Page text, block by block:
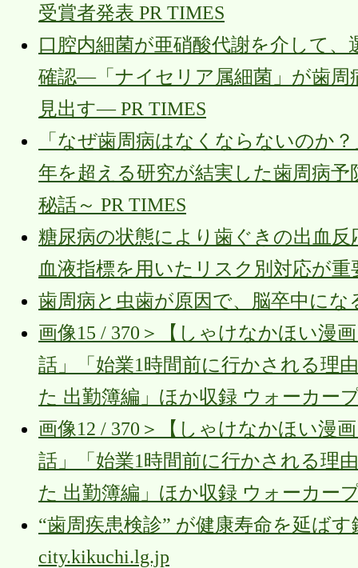
受賞者発表 PR TIMES
口腔内細菌が亜硝酸代謝を介して
確認―「ナイセリア属細菌」が歯周
見出す― PR TIMES
「なぜ歯周病はなくならないのか
年を超える研究が結実した歯周病
秘話～ PR TIMES
糖尿病の状態により歯ぐきの出血
血液指標を用いたリスク別対応が
歯周病と虫歯が原因で、脳卒中に
画像15 / 370＞【しゃけなかほい漫
話」「始業1時間前に行かされる理
た 出勤簿編」ほか収録 ウォーカー
画像12 / 370＞【しゃけなかほい漫
話」「始業1時間前に行かされる理
た 出勤簿編」ほか収録 ウォーカー
“歯周疾患検診” が健康寿命を延ば
city.kikuchi.lg.jp